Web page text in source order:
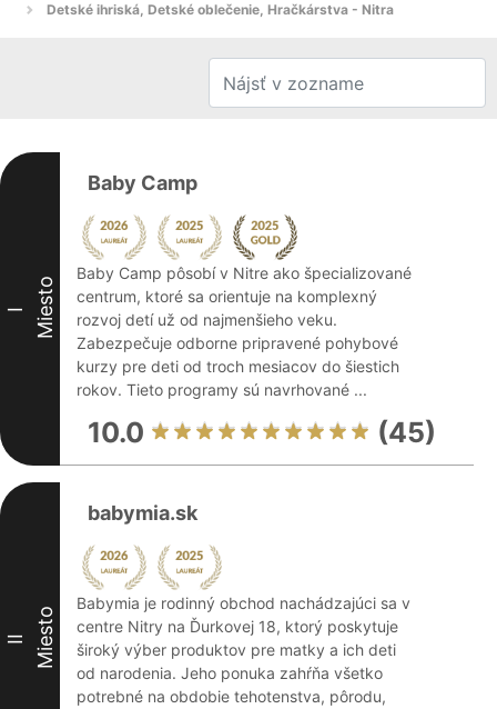
Detské ihriská, Detské oblečenie, Hračkárstva - Nitra
I Miesto
Baby Camp
Baby Camp pôsobí v Nitre ako špecializované
centrum, ktoré sa orientuje na komplexný
rozvoj detí už od najmenšieho veku.
Zabezpečuje odborne pripravené pohybové
kurzy pre deti od troch mesiacov do šiestich
rokov. Tieto programy sú navrhované ...
10.0 (45)
II Miesto
babymia.sk
Babymia je rodinný obchod nachádzajúci sa v
centre Nitry na Ďurkovej 18, ktorý poskytuje
široký výber produktov pre matky a ich deti
od narodenia. Jeho ponuka zahŕňa všetko
potrebné na obdobie tehotenstva, pôrodu,